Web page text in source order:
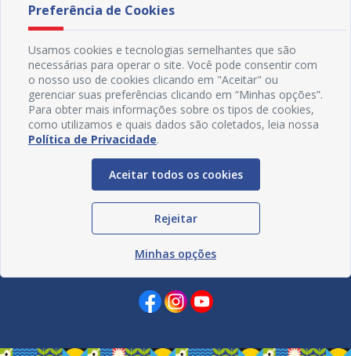
Redes Sociais
Preferência de Cookies
Usamos cookies e tecnologias semelhantes que são
necessárias para operar o site. Você pode consentir com
o nosso uso de cookies clicando em "Aceitar" ou
gerenciar suas preferências clicando em “Minhas opções”.
Para obter mais informações sobre os tipos de cookies,
como utilizamos e quais dados são coletados, leia nossa
Política de Privacidade.
Aceitar todos os cookies
Rejeitar
Minhas opções